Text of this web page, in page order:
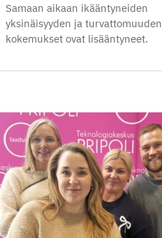
Samaan aikaan ikääntyneiden
yksinäisyyden ja turvattomuuden
kokemukset ovat lisääntyneet.